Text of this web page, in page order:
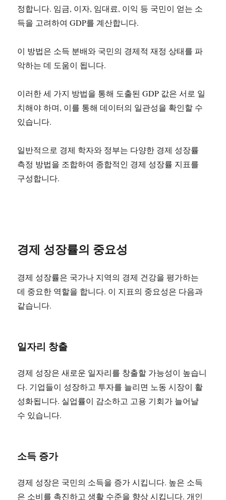
정합니다. 임금, 이자, 임대료, 이익 등 국민이 얻는 소
득을 고려하여 GDP를 계산합니다.
이 방법은 소득 분배와 국민의 경제적 재정 상태를 파
악하는 데 도움이 됩니다.
이러한 세 가지 방법을 통해 도출된 GDP 값은 서로 일
치해야 하며, 이를 통해 데이터의 일관성을 확인할 수
있습니다.
일반적으로 경제 학자와 정부는 다양한 경제 성장률
측정 방법을 조합하여 종합적인 경제 성장률 지표를
구성합니다.
경제 성장률의 중요성
경제 성장률은 국가나 지역의 경제 건강을 평가하는
데 중요한 역할을 합니다. 이 지표의 중요성은 다음과
같습니다.
일자리 창출
경제 성장은 새로운 일자리를 창출할 가능성이 높습니
다. 기업들이 성장하고 투자를 늘리면 노동 시장이 활
성화됩니다. 실업률이 감소하고 고용 기회가 늘어날
수 있습니다.
소득 증가
경제 성장은 국민의 소득을 증가 시킵니다. 높은 소득
은 소비를 촉진하고 생활 수준을 향상 시킵니다. 개인